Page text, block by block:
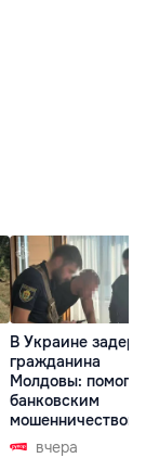
В Украине
гражданина
Молдовы:
банковским
мошенничеством
Чехиивчера